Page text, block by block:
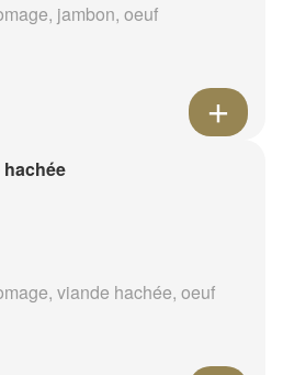
jambon, oeuf
hachée
viande hachée, oeuf